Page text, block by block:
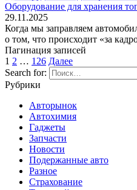
Оборудование для хранения
29.11.2025
Когда мы заправляем
о том, что происходит «за
Пагинация записей
1 2 … 126 Далее
Search for:
Рубрики
Авторынок
Автохимия
Гаджеты
Запчасти
Новости
Подержанные авто
Разное
Страхование